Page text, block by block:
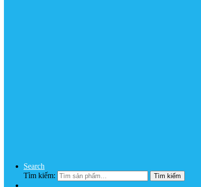
Search
Tìm kiếm:
Tìm kiếm